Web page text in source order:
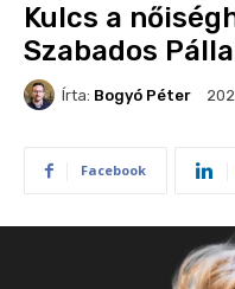
Kulcs a
Szabados
Írta: Bogyó Péter
Facebook